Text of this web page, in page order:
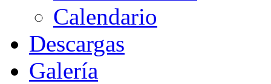
Calendario
Descargas
Galería